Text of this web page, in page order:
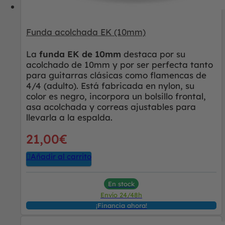
Funda acolchada EK (10mm)
La funda EK de 10mm destaca por su
acolchado de 10mm y por ser perfecta tanto
para guitarras clásicas como flamencas de
4/4 (adulto). Está fabricada en nylon, su
color es negro, incorpora un bolsillo frontal,
asa acolchada y correas ajustables para
llevarla a la espalda.
21,00€
Añadir al carrito
En stock
Envío 24/48h
¡Financia ahora!